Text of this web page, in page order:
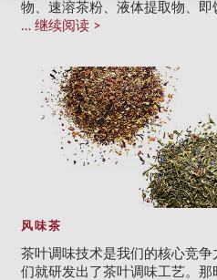
物、速溶茶粉、液体提取物、即
继续阅读
风味茶
茶叶调味技术是我们的核心竞
们就研发出了茶叶调味工艺。